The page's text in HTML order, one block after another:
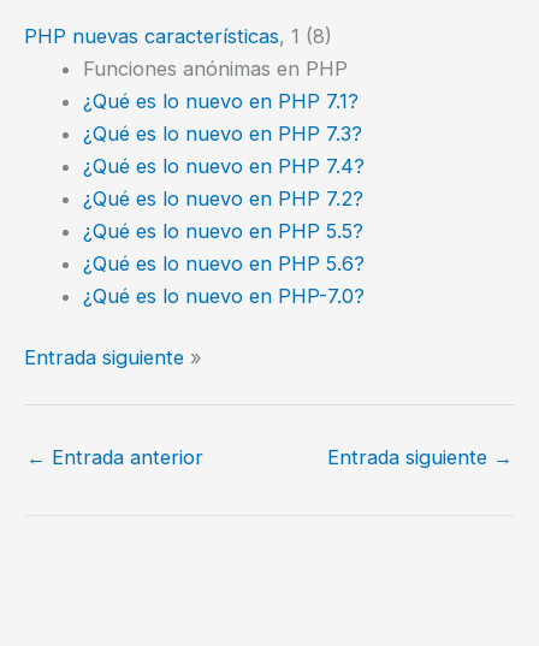
PHP nuevas características, 1 (8)
Funciones anónimas en PHP
¿Qué es lo nuevo en PHP 7.1?
¿Qué es lo nuevo en PHP 7.3?
¿Qué es lo nuevo en PHP 7.4?
¿Qué es lo nuevo en PHP 7.2?
¿Qué es lo nuevo en PHP 5.5?
¿Qué es lo nuevo en PHP 5.6?
¿Qué es lo nuevo en PHP-7.0?
Entrada siguiente »
← Entrada anterior Entrada siguiente →